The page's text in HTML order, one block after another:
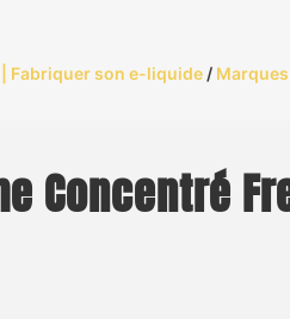
| Fabriquer son e-liquide/
Concentré